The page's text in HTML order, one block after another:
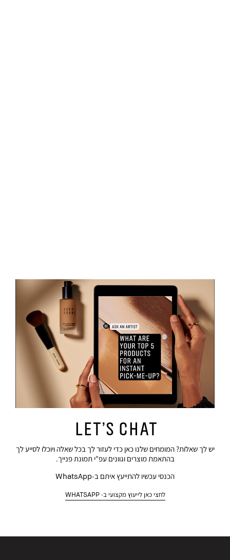
Let’s Chat
יש לך שאלות? המומחים שלנו כאן כדי לעזור לך בכל שאלה ויוכלו לסייע לך
בהתאמת מוצרים וגוונים עפ"י תמונת פנייך.
הכנסי עכשיו להתייעץ איתם ב-WhatsApp
לחצי כאן לייעוץ מקצועי ב- WHATSAPP